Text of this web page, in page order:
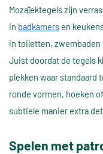
Mozaïektegels zijn
in badkamers en
in toiletten, zwembaden
Juist doordat de tegels
plekken waar standaard
ronde vormen, hoeken
subtiele manier extra
Spelen met